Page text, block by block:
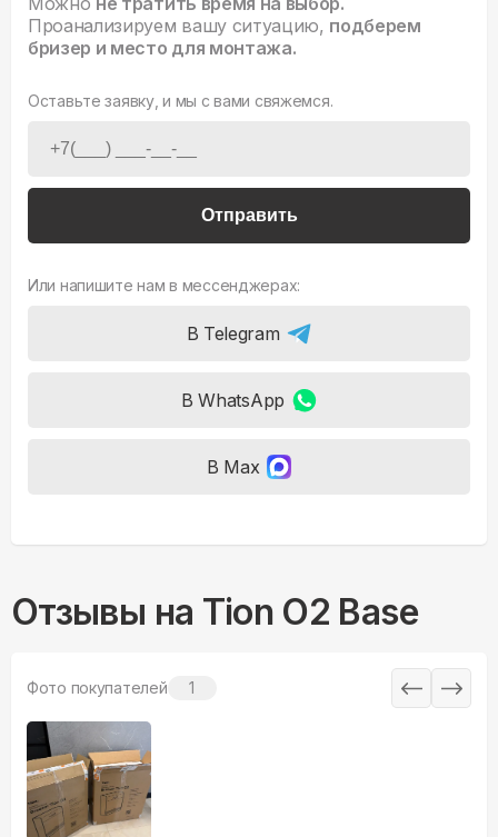
Проанализируем вашу ситуацию, подберем
бризер и место для монтажа.
Оставьте заявку, и мы с вами свяжемся.
Отправить
Или напишите нам в мессенджерах:
В Telegram
В WhatsApp
В Max
Отзывы на Tion O2 Base
Фото покупателей 1